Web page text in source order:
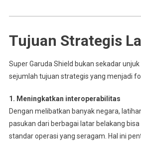
Tujuan Strategis
Super Garuda Shield bukan sekadar
sejumlah tujuan strategis yang menjadi
1. Meningkatkan interoperabilitas
Dengan melibatkan banyak negara,
pasukan dari berbagai latar belakang
standar operasi yang seragam. Hal ini